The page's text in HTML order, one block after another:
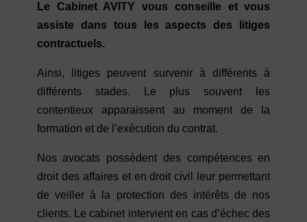
Le Cabinet AVITY vous conseille et vous
assiste dans tous les aspects des litiges
contractuels.
Ainsi, litiges peuvent survenir à différents à
différents stades. Le plus souvent les
contentieux apparaissent au moment de la
formation et de l’exécution du contrat.
Nos avocats possèdent des compétences en
droit des affaires et en droit civil leur permettant
de veiller à la protection des intérêts de nos
clients. Le cabinet intervient en cas d’échec des